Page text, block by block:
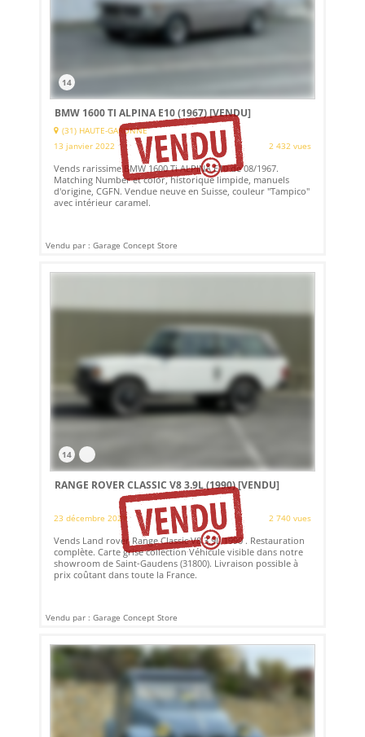
14
BMW 1600 TI ALPINA E10 (1967)[VENDU]
(31) HAUTE-GARONNE
13 janvier 2022
2 432 vues
Vends rarissime BMW 1600 Ti ALPINA E10 de 08/1967.
Matching Number et color, historique limpide, manuels
d'origine, CGFN. Vendue neuve en Suisse, couleur "Tampico"
avec intérieur caramel.
Vendu par : Garage Concept Store
14
RANGE ROVER CLASSIC V8 3.9L (1990)[VENDU]
23 décembre 2021 2 740 vues
Vends Land rover Range Classic V8 3.9L 1990 . Restauration
complète. Carte grise collection Véhicule visible dans notre
showroom de Saint-Gaudens (31800). Livraison possible à
prix coûtant dans toute la France.
Vendu par : Garage Concept Store